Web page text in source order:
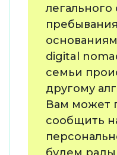
легального
digital
семьи
другому
Вам может
сообщить